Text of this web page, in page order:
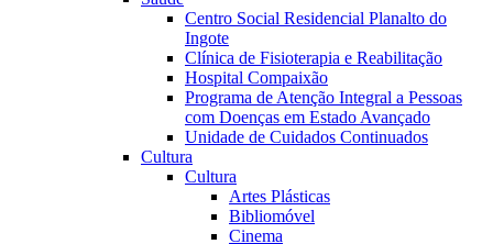
Centro Social Residencial Planalto do
Ingote
Clínica de Fisioterapia e Reabilitação
Hospital Compaixão
Programa de Atenção Integral a Pessoas
com Doenças em Estado Avançado
Unidade de Cuidados Continuados
Cultura
Cultura
Artes Plásticas
Bibliomóvel
Cinema